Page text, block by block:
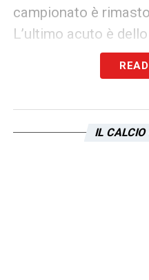
campionato è
L’ultimo acuto è
quando, al termine di
portò in vantaggio la
antipasto della
IL CALCIO